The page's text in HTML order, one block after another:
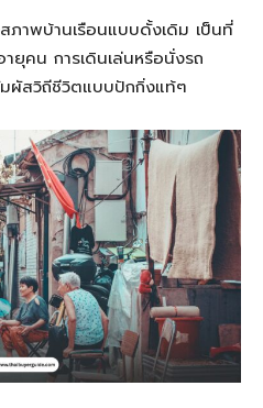
าพบ้านเรือนแบบดั้งเดิม เป็นที่
ยุคน การเดินเล่นหรือนั่งรถ
ผัสวิถีชีวิตแบบปักกิ่งแท้ๆ